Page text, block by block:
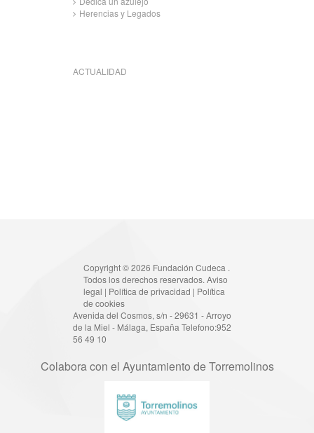
Herencias y Legados
ACTUALIDAD
Copyright © 2026 Fundación Cudeca .
Todos los derechos reservados. Aviso
legal | Política de privacidad | Política
de cookies
Avenida del Cosmos, s/n - 29631 - Arroyo
de la Miel - Málaga, España Telefono:952
56 49 10
Colabora con el Ayuntamiento de Torremolinos